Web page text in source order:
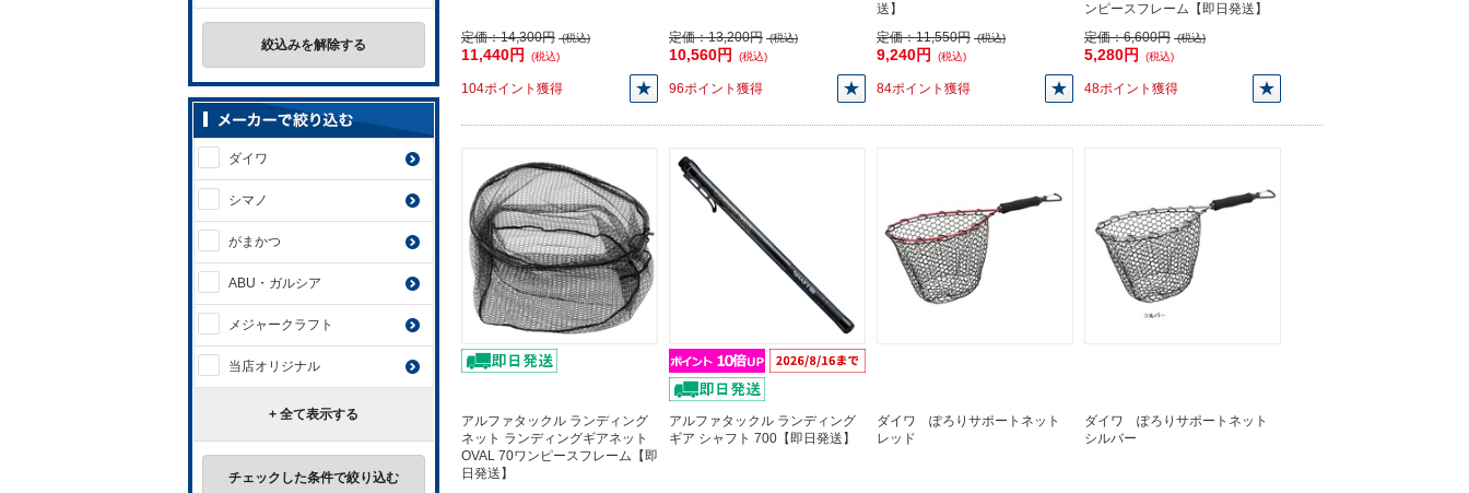
定価：14,300円 (税込)
11,440円 (税込)
104ポイント獲得
定価：13,200円 (税込)
10,560円 (税込)
96ポイント獲得
送】
定価：11,550円 (税込)
9,240円 (税込)
84ポイント獲得
ンピースフレーム【即日発送】
定価：6,600円 (税込)
5,280円 (税込)
48ポイント獲得
アルファタックル ランディング
ネット ランディングギアネット
OVAL 70ワンピースフレーム【即
日発送】
アルファタックル ランディング
ギア シャフト 700【即日発送】
ダイワ ぽろりサポートネット
レッド
ダイワ ぽろりサポートネット
シルバー
絞込みを解除する
ダイワ
シマノ
がまかつ
ABU・ガルシア
メジャークラフト
当店オリジナル
+ 全て表示する
チェックした条件で絞り込む